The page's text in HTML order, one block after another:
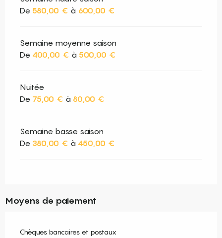
De 580,00 € à 600,00 €
Semaine moyenne saison
De 400,00 € à 500,00 €
Nuitée
De 75,00 € à 80,00 €
Semaine basse saison
De 380,00 € à 450,00 €
Moyens de paiement
Chèques bancaires et postaux